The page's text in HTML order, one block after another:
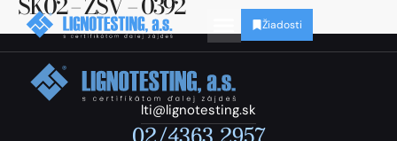
Žiadosti
lti@lignotesting.sk